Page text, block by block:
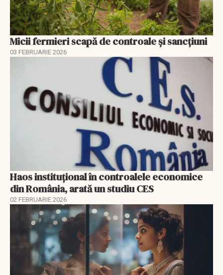
Micii fermieri scapă de controale și sancțiuni
03 FEBRUARIE 2026
Haos instituțional în controalele economice
din România, arată un studiu CES
02 FEBRUARIE 2026